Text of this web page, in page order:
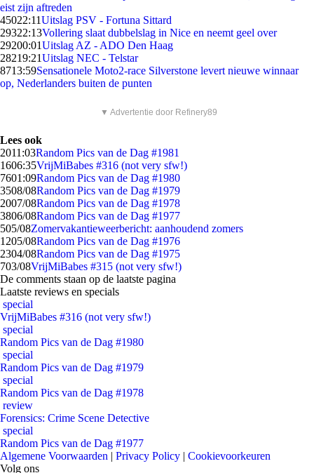
eist zijn aftreden
45022:11Uitslag PSV - Fortuna Sittard
29322:13Vollering slaat dubbelslag in Nice en neemt geel over
29200:01Uitslag AZ - ADO Den Haag
28219:21Uitslag NEC - Telstar
8713:59Sensationele Moto2-race Silverstone levert nieuwe winnaar
op, Nederlanders buiten de punten
▼ Advertentie door Refinery89
Lees ook
2011:03Random Pics van de Dag #1981
1606:35VrijMiBabes #316 (not very sfw!)
7601:09Random Pics van de Dag #1980
3508/08Random Pics van de Dag #1979
2007/08Random Pics van de Dag #1978
3806/08Random Pics van de Dag #1977
505/08Zomervakantieweerbericht: aanhoudend zomers
1205/08Random Pics van de Dag #1976
2304/08Random Pics van de Dag #1975
703/08VrijMiBabes #315 (not very sfw!)
De comments staan op de laatste pagina
Laatste reviews en specials
special
VrijMiBabes #316 (not very sfw!)
special
Random Pics van de Dag #1980
special
Random Pics van de Dag #1979
special
Random Pics van de Dag #1978
review
Forensics: Crime Scene Detective
special
Random Pics van de Dag #1977
Algemene Voorwaarden | Privacy Policy | Cookievoorkeuren
Volg ons